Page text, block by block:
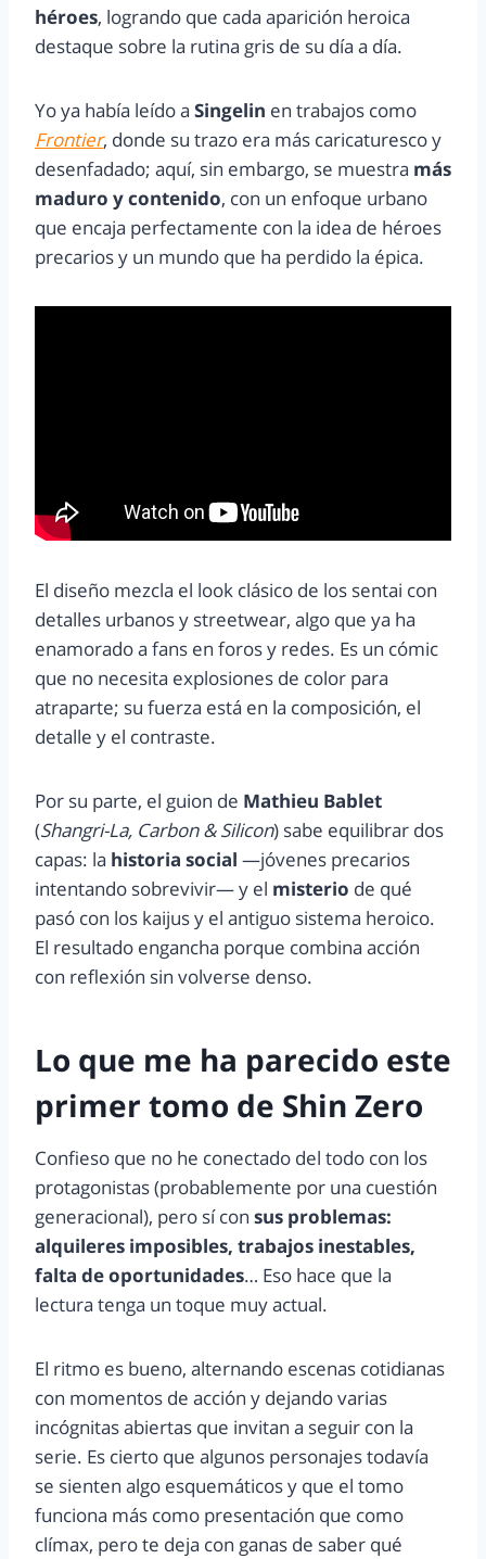
héroes, logrando que cada aparición heroica
destaque sobre la rutina gris de su día a día.
Yo ya había leído a Singelin en trabajos como
Frontier, donde su trazo era más caricaturesco y
desenfadado; aquí, sin embargo, se muestra más
maduro y contenido, con un enfoque urbano
que encaja perfectamente con la idea de héroes
precarios y un mundo que ha perdido la épica.
El diseño mezcla el look clásico de los sentai con
detalles urbanos y streetwear, algo que ya ha
enamorado a fans en foros y redes. Es un cómic
que no necesita explosiones de color para
atraparte; su fuerza está en la composición, el
detalle y el contraste.
Por su parte, el guion de Mathieu Bablet
(Shangri-La, Carbon & Silicon) sabe equilibrar dos
capas: la historia social —jóvenes precarios
intentando sobrevivir— y el misterio de qué
pasó con los kaijus y el antiguo sistema heroico.
El resultado engancha porque combina acción
con reflexión sin volverse denso.
Lo que me ha parecido este
primer tomo de Shin Zero
Confieso que no he conectado del todo con los
protagonistas (probablemente por una cuestión
generacional), pero sí con sus problemas:
alquileres imposibles, trabajos inestables,
falta de oportunidades… Eso hace que la
lectura tenga un toque muy actual.
El ritmo es bueno, alternando escenas cotidianas
con momentos de acción y dejando varias
incógnitas abiertas que invitan a seguir con la
serie. Es cierto que algunos personajes todavía
se sienten algo esquemáticos y que el tomo
funciona más como presentación que como
clímax, pero te deja con ganas de saber qué